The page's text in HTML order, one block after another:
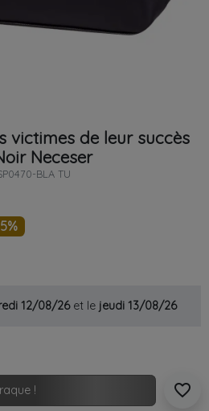
victimes de leur succès
Neceser
BLA TU
12/08/26et le jeudi 13/08/26
! favorite_border